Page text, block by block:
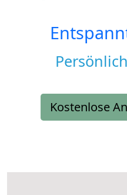
Kostenlose